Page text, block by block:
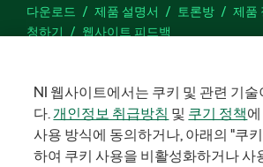
다운로드 제품 설명서 토론방 제품
청하기
웹사이트 피드백
©2026 NATIONAL INSTRUMENTS CORP. 판
NI 웹사이트에서는 쿠키 및 관련 기술
다.개인정보 취급방침 및 쿠기 정책
사용 방식에 동의하거나, 아래의 "쿠
하여 쿠키 사용을 비활성화하거나 사